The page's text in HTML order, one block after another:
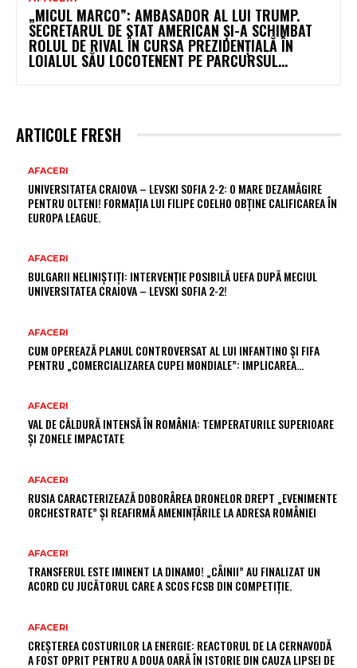
„MICUL MARCO”: AMBASADOR AL LUI TRUMP.
SECRETARUL DE STAT AMERICAN ȘI-A SCHIMBAT
ROLUL DE RIVAL ÎN CURSA PREZIDENȚIALĂ ÎN
LOIALUL SĂU LOCOTENENT PE PARCURSUL...
ARTICOLE FRESH
AFACERI
UNIVERSITATEA CRAIOVA – LEVSKI SOFIA 2-2: O MARE DEZAMĂGIRE
PENTRU OLTENI! FORMAȚIA LUI FILIPE COELHO OBȚINE CALIFICAREA ÎN
EUROPA LEAGUE.
AFACERI
BULGARII NELINIȘTIȚI: INTERVENȚIE POSIBILĂ UEFA DUPĂ MECIUL
UNIVERSITATEA CRAIOVA – LEVSKI SOFIA 2-2!
AFACERI
CUM OPEREAZĂ PLANUL CONTROVERSAT AL LUI INFANTINO ȘI FIFA
PENTRU „COMERCIALIZAREA CUPEI MONDIALE”: IMPLICAREA…
AFACERI
VAL DE CĂLDURĂ INTENSĂ ÎN ROMÂNIA: TEMPERATURILE SUPERIOARE
ȘI ZONELE IMPACTATE
AFACERI
RUSIA CARACTERIZEAZĂ DOBORÂREA DRONELOR DREPT „EVENIMENTE
ORCHESTRATE” ȘI REAFIRMĂ AMENINȚĂRILE LA ADRESA ROMÂNIEI
AFACERI
TRANSFERUL ESTE IMINENT LA DINAMO! „CÂINII” AU FINALIZAT UN
ACORD CU JUCĂTORUL CARE A SCOS FCSB DIN COMPETIȚIE.
AFACERI
CREȘTEREA COSTURILOR LA ENERGIE: REACTORUL DE LA CERNAVODĂ
A FOST OPRIT PENTRU A DOUA OARĂ ÎN ISTORIE DIN CAUZA LIPSEI DE